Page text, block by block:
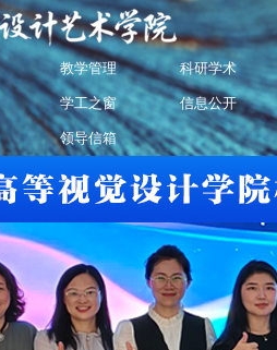
教学管理 科研学术
学工之窗 信息公开
领导信箱